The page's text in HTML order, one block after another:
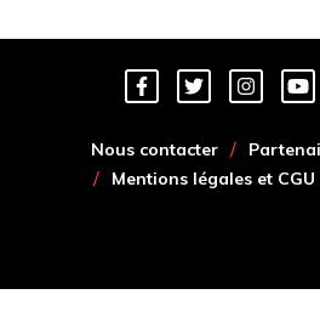
Nous contacter
Mentions légales et CGU